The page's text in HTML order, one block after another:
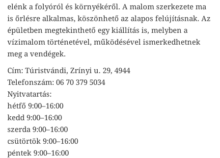
elénk a folyóról és környékéről. A malom szerkezete ma
is őrlésre alkalmas, köszönhető az alapos felújításnak. Az
épületben megtekinthető egy kiállítás is, melyben a
vízimalom történetével, működésével ismerkedhetnek
meg a vendégek.
Cím: Túristvándi, Zrínyi u. 29, 4944
Telefonszám: 06 70 379 5034
Nyitvatartás:
hétfő 9:00–16:00
kedd 9:00–16:00
szerda 9:00–16:00
csütörtök 9:00–16:00
péntek 9:00–16:00